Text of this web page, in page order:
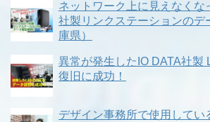
ネットワーク上に見えなくな
社製リンクステーションのデ
庫県）
異常が発生したIO DATA社製
復旧に成功！
デザイン事務所で使用してい